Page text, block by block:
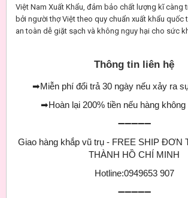
Việt Nam Xuất Khẩu, đảm bảo chất lượng kĩ càng
bởi người thợ Việt theo quy chuẩn xuất khẩu quốc
an toàn dễ giặt sạch và không nguy hại cho sức
Thông tin liên hệ
➡Miễn phí đổi trả 30 ngày nếu xảy ra
➡Hoàn lại 200% tiền nếu hàng
➖➖➖➖➖
Giao hàng khắp vũ trụ - FREE SHIP ĐƠN
THÀNH HỒ CHÍ MINH
Hotline:0949653 907
➖➖➖➖➖